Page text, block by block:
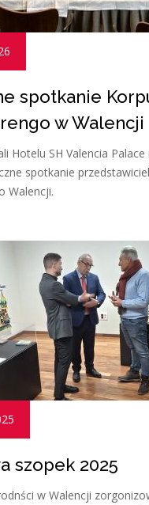
spotkanie
w Walencji
Hotelu SH Valencia Palace
spotkanie
Walencji.
szopek 2025
w Walencji